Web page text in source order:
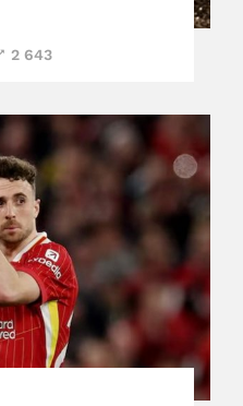
2 643